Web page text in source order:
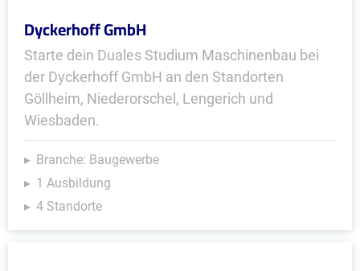
Dyckerhoff GmbH
Starte dein Duales Studium Maschinenbau bei
der Dyckerhoff GmbH an den Standorten
Göllheim, Niederorschel, Lengerich und
Wiesbaden.
Branche: Baugewerbe
1 Ausbildung
4 Standorte